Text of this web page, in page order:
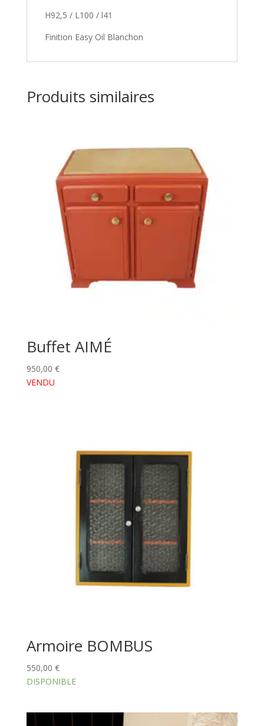
H92,5 / L100 / l41
Finition Easy Oil Blanchon
Produits similaires
Buffet AIMÉ
950,00 €
VENDU
Armoire BOMBUS
550,00 €
DISPONIBLE